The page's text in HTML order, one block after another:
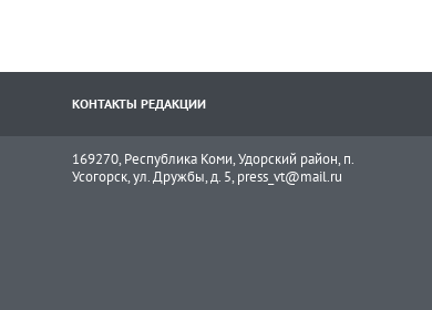
КОНТАКТЫ РЕДАКЦИИ
169270, Республика Коми, Удорский район, п.
Усогорск, ул. Дружбы, д. 5, press_vt@mail.ru